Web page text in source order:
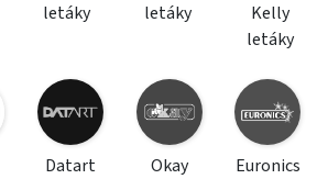
letáky
letáky
Kelly
letáky
Datart
Okay
Euronics